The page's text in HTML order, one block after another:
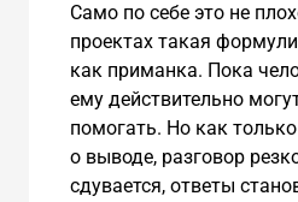
Само по себе это не
проектах такая
как приманка. Пока
ему действительно
помогать. Но как
о выводе, разговор
сдувается, ответы